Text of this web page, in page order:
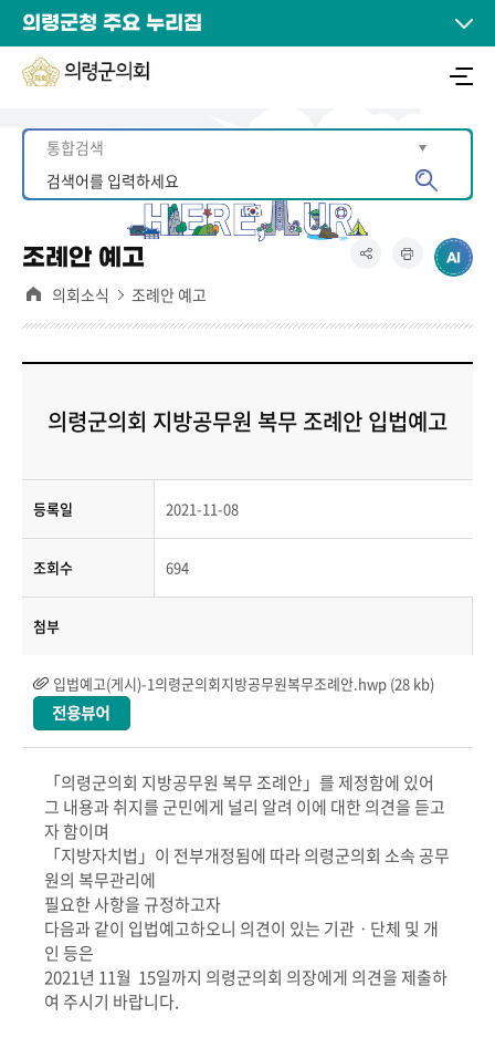
의령군청 주요 누리집
조례안 예고
의회소식 조례안 예고
의령군의회 지방공무원 복무 조례안 입법예고
등록일 2021-11-08
조회수 694
첨부
입법예고(게시)-1의령군의회지방공무원복무조례안.hwp (28 kb)
「의령군의회 지방공무원 복무 조례안」를 제정함에 있어
그 내용과 취지를 군민에게 널리 알려 이에 대한 의견을 듣고
자 함이며
「지방자치법」이 전부개정됨에 따라 의령군의회 소속 공무
원의 복무관리에
필요한 사항을 규정하고자
다음과 같이 입법예고하오니 의견이 있는 기관ㆍ단체 및 개
인 등은
2021년 11월 15일까지 의령군의회 의장에게 의견을 제출하
여 주시기 바랍니다.